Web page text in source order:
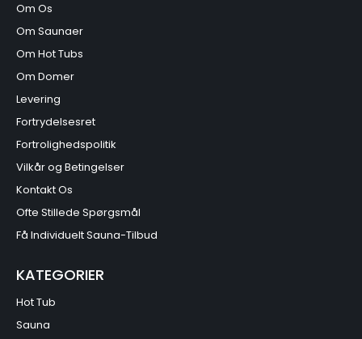
Om Os
Om Saunaer
Om Hot Tubs
Om Domer
Levering
Fortrydelsesret
Fortrolighedspolitik
Vilkår og Betingelser
Kontakt Os
Ofte Stillede Spørgsmål
Få Individuelt Sauna-Tilbud
KATEGORIER
Hot Tub
Sauna